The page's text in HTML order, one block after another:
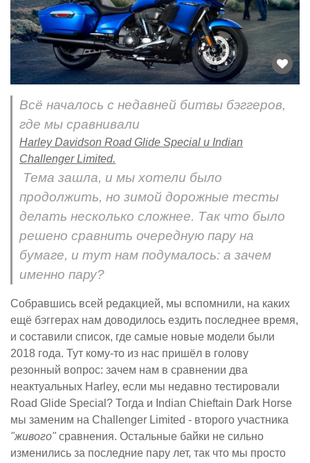
Всё началось с недавней битвы бэггеров,
где мы сравнивали
Harley Davidson Road Glide Special и Indian
Challenger Limited.
Тема зашла, и мы хотели было
продолжить, но зимой дорожные тесты
делать несколько сложнее. Так что было
решено сравнить очередную пару на
бумаге, и тут нам подумалось: а зачем
именно пару?
Собравшись всей редакцией, мы вспомнили, на каких
ещё бэггерах нам доводилось ездить последнее время,
и составили список, где самые новые модели были
2018 года. Тут кому-то из нас пришёл в голову
резонный вопрос: зачем нам в сравнении два
неактуальных Harley, если мы недавно тестировали
Road Glide Special? Тогда и Indian Chieftain Dark Horse
мы заменим на Challenger Limited - второго участника
"живого" сравнения. Остальные байки не сильно
изменились за последние пару лет, так что мы просто